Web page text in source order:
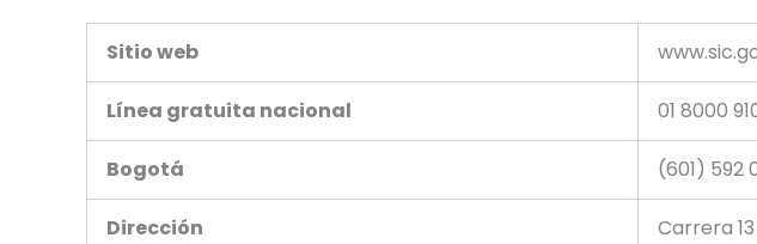
Sitio web
Línea gratuita nacional 01 8000
Bogotá (601) 592
Dirección Carrera